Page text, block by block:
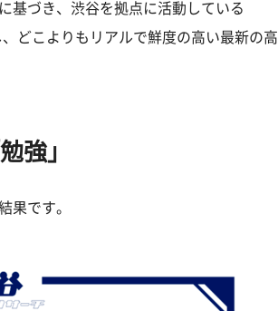
基づき、渋谷を拠点に活動している
どこよりもリアルで鮮度の高い最新の高
強」
果です。